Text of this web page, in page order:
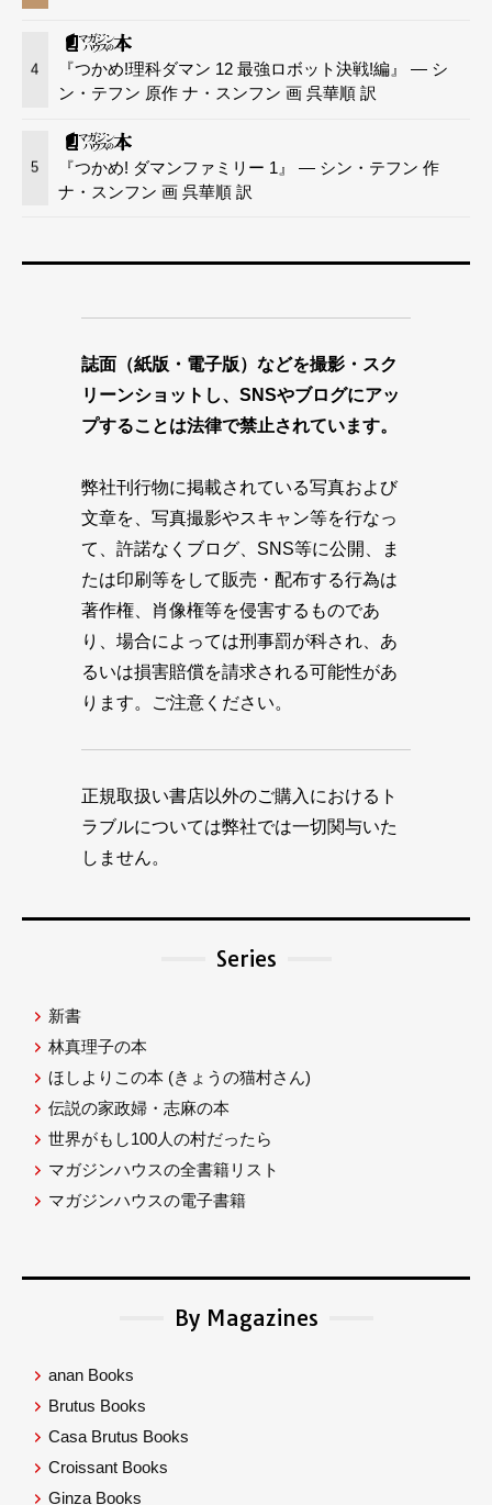
4
『つかめ!理科ダマン 12 最強ロボット決戦!編』 — シ
ン・テフン 原作 ナ・スンフン 画 呉華順 訳
5
『つかめ! ダマンファミリー 1』 — シン・テフン 作
ナ・スンフン 画 呉華順 訳
誌面（紙版・電子版）などを撮影・スク
リーンショットし、SNSやブログにアッ
プすることは法律で禁止されています。
弊社刊行物に掲載されている写真および
文章を、写真撮影やスキャン等を行なっ
て、許諾なくブログ、SNS等に公開、ま
たは印刷等をして販売・配布する行為は
著作権、肖像権等を侵害するものであ
り、場合によっては刑事罰が科され、あ
るいは損害賠償を請求される可能性があ
ります。ご注意ください。
正規取扱い書店以外のご購入におけるト
ラブルについては弊社では一切関与いた
しません。
Series
新書
林真理子の本
ほしよりこの本 (きょうの猫村さん)
伝説の家政婦・志麻の本
世界がもし100人の村だったら
マガジンハウスの全書籍リスト
マガジンハウスの電子書籍
By Magazines
anan Books
Brutus Books
Casa Brutus Books
Croissant Books
Ginza Books